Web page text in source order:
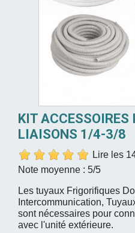
KIT
LIAISONS 1/4-3/8
Lire les
Note moyenne : 5/5
Les tuyaux Frigorifiques
Intercommunication,
sont nécessaires pour
avec l'unité extérieure.